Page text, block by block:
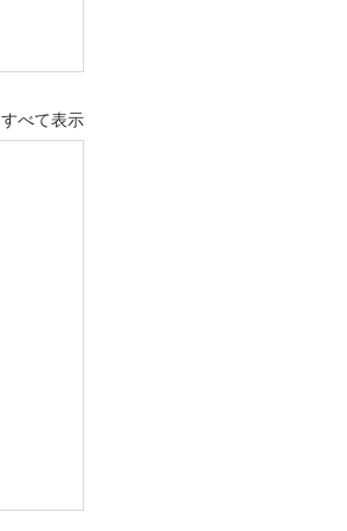
すべて表示